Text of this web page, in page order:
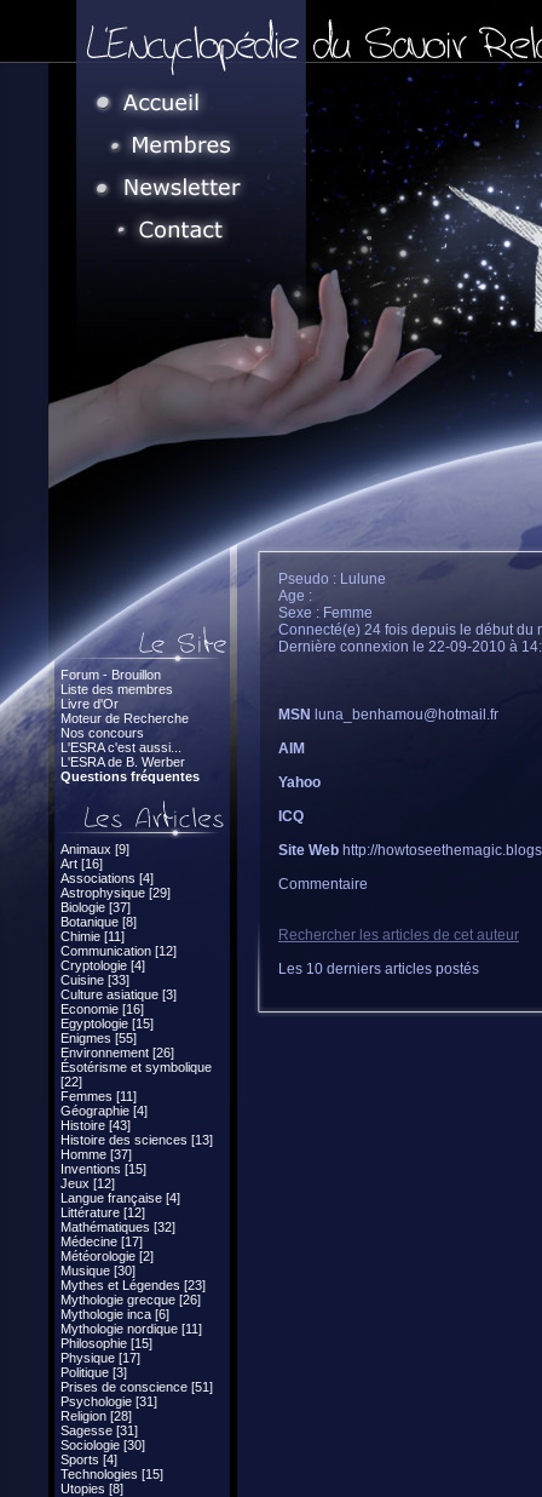
Forum - Brouillon
Liste des membres
Livre d'Or
Moteur de Recherche
Nos concours
L'ESRA c'est aussi...
L'ESRA de B. Werber
Questions fréquentes
Animaux [9]
Art [16]
Associations [4]
Astrophysique [29]
Biologie [37]
Botanique [8]
Chimie [11]
Communication [12]
Cryptologie [4]
Cuisine [33]
Culture asiatique [3]
Economie [16]
Egyptologie [15]
Enigmes [55]
Environnement [26]
Ésotérisme et symbolique
[22]
Femmes [11]
Géographie [4]
Histoire [43]
Histoire des sciences [13]
Homme [37]
Inventions [15]
Jeux [12]
Langue française [4]
Littérature [12]
Mathématiques [32]
Médecine [17]
Météorologie [2]
Musique [30]
Mythes et Légendes [23]
Mythologie grecque [26]
Mythologie inca [6]
Mythologie nordique [11]
Philosophie [15]
Physique [17]
Politique [3]
Prises de conscience [51]
Psychologie [31]
Religion [28]
Sagesse [31]
Sociologie [30]
Sports [4]
Technologies [15]
Utopies [8]
Pseudo : Lulune
Age :
Sexe : Femme
Connecté(e) 24 fois depuis le début du
Dernière connexion le 22-09-2010 à
MSN luna_benhamou@hotmail.fr
AIM
Yahoo
ICQ
Site Web http://
Commentaire
Rechercher les articles de cet auteur
Les 10 derniers articles postés